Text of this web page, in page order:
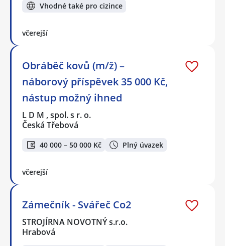
Vhodné také pro cizince
včerejší
Obráběč kovů (m/ž) –
náborový příspěvek 35 000 Kč,
nástup možný ihned
L D M , spol. s r. o.
Česká Třebová
40 000 – 50 000 Kč Plný úvazek
včerejší
Zámečník - Svářeč Co2
STROJÍRNA NOVOTNÝ s.r.o.
Hrabová